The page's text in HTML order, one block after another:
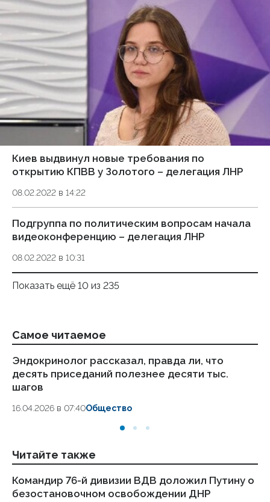
Киев выдвинул новые требования по
открытию КПВВ у Золотого – делегация ЛНР
08.02.2022 в 14:22
Подгруппа по политическим вопросам начала
видеоконференцию – делегация ЛНР
08.02.2022 в 10:31
Показать ещё 10 из 235
Самое читаемое
Эндокринолог рассказал, правда ли, что
десять приседаний полезнее десяти тыс.
шагов
16.04.2026 в 07:40Общество
Читайте также
Командир 76-й дивизии ВДВ доложил Путину о
безостановочном освобождении ДНР